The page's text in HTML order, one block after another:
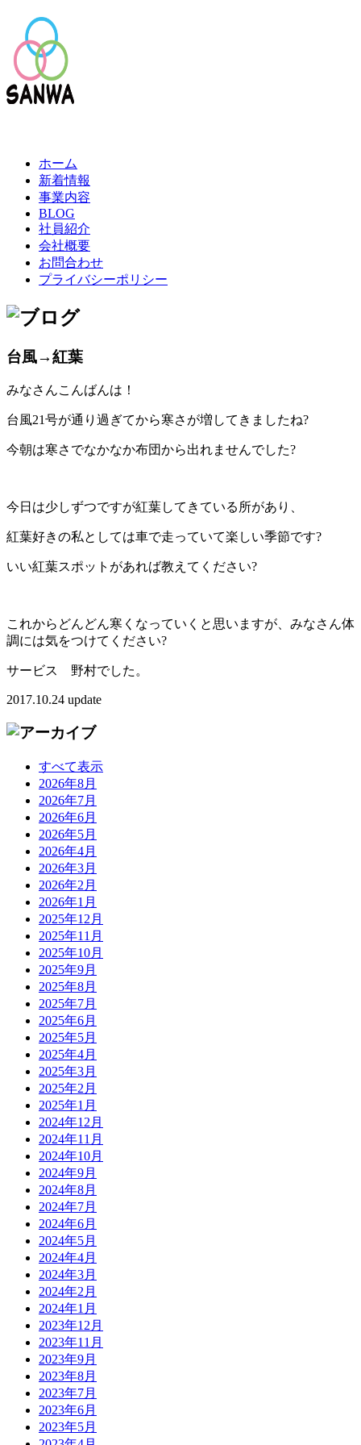
ホーム
新着情報
事業内容
BLOG
社員紹介
会社概要
お問合わせ
プライバシーポリシー
台風→紅葉
みなさんこんばんは！
台風21号が通り過ぎてから寒さが増してきましたね?
今朝は寒さでなかなか布団から出れませんでした?
今日は少しずつですが紅葉してきている所があり、
紅葉好きの私としては車で走っていて楽しい季節です?
いい紅葉スポットがあれば教えてください?
これからどんどん寒くなっていくと思いますが、みなさん体
調には気をつけてください?
サービス 野村でした。
2017.10.24 update
すべて表示
2026年8月
2026年7月
2026年6月
2026年5月
2026年4月
2026年3月
2026年2月
2026年1月
2025年12月
2025年11月
2025年10月
2025年9月
2025年8月
2025年7月
2025年6月
2025年5月
2025年4月
2025年3月
2025年2月
2025年1月
2024年12月
2024年11月
2024年10月
2024年9月
2024年8月
2024年7月
2024年6月
2024年5月
2024年4月
2024年3月
2024年2月
2024年1月
2023年12月
2023年11月
2023年9月
2023年8月
2023年7月
2023年6月
2023年5月